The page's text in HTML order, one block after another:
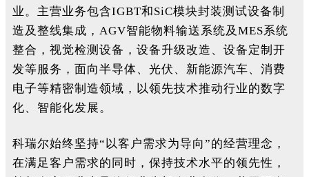
业。主营业务包含IGBT和SiC模块封装测试设备制
造及整线集成，AGV智能物料输送系统及MES系统
整合，视觉检测设备，设备升级改造、设备定制开
发等服务，面向半导体、光伏、新能源汽车、消费
电子等精密制造领域，以领先技术推动行业的数字
化、智能化发展。
科瑞尔始终坚持“以客户需求为导向”的经营理念，
在满足客户需求的同时，保持技术水平的领先性，